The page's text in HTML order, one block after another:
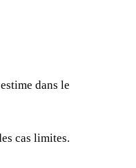
dans le
cas limites.